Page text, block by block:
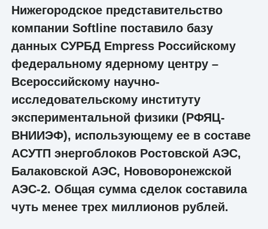
Нижегородское представительство
компании Softline поставило базу
данных СУРБД Empress Российскому
федеральному ядерному центру –
Всероссийскому научно-
исследовательскому институту
экспериментальной физики (РФЯЦ-
ВНИИЭФ), использующему ее в составе
АСУТП энергоблоков Ростовской АЭС,
Балаковской АЭС, Нововоронежской
АЭС-2. Общая сумма сделок составила
чуть менее трех миллионов рублей.